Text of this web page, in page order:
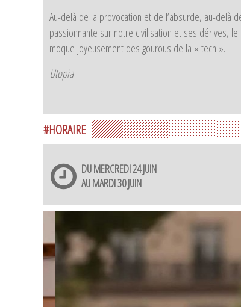
Au-delà de la provocation et de l’absurde, au-delà
passionnante sur notre civilisation et ses dérives,
moque joyeusement des gourous de la « tech ».
Utopia
#HORAIRE
DU MERCREDI 24 JUIN
AU MARDI 30 JUIN